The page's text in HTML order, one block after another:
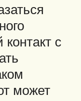
с
может